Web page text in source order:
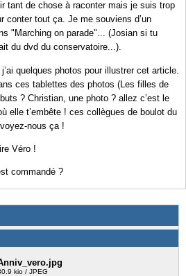
tant de chose à raconter mais je suis trop
conter tout ça. Je me souviens d’un
"Marching on parade"... (Josian si tu
du dvd du conservatoire...).
quelques photos pour illustrer cet article.
ces tablettes des photos (Les filles de
? Christian, une photo ? allez c’est le
elle t’embête ! ces collègues de boulot du
nous ça !
Véro !
commandé ?
kio / JPEG